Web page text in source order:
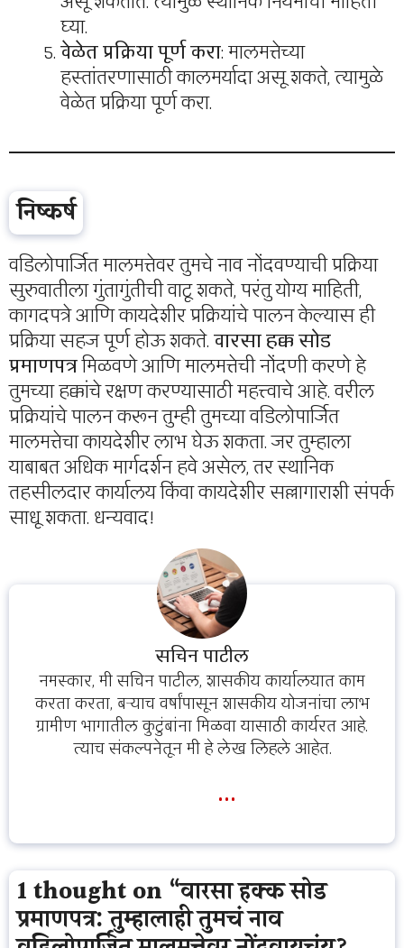
घ्या.
वेळेत प्रक्रिया पूर्ण करा: मालमत्तेच्या
हस्तांतरणासाठी कालमर्यादा असू शकते, त्यामुळे
वेळेत प्रक्रिया पूर्ण करा.
निष्कर्ष
वडिलोपार्जित मालमत्तेवर तुमचे नाव नोंदवण्याची प्रक्रिया
सुरुवातीला गुंतागुंतीची वाटू शकते, परंतु योग्य माहिती,
कागदपत्रे आणि कायदेशीर प्रक्रियांचे पालन केल्यास ही
प्रक्रिया सहज पूर्ण होऊ शकते.वारसा हक्क सोड
प्रमाणपत्रमिळवणे आणि मालमत्तेची नोंदणी करणे हे
तुमच्या हक्कांचे रक्षण करण्यासाठी महत्त्वाचे आहे. वरील
प्रक्रियांचे पालन करून तुम्ही तुमच्या वडिलोपार्जित
मालमत्तेचा कायदेशीर लाभ घेऊ शकता. जर तुम्हाला
याबाबत अधिक मार्गदर्शन हवे असेल, तर स्थानिक
तहसीलदार कार्यालय किंवा कायदेशीर सल्लागाराशी संपर्क
साधू शकता. धन्यवाद!
सचिन पाटील
नमस्कार, मी सचिन पाटील, शासकीय कार्यालयात काम
करता करता, बऱ्याच वर्षांपासून शासकीय योजनांचा लाभ
ग्रामीण भागातील कुटुंबांना मिळवा यासाठी कार्यरत आहे.
त्याच संकल्पनेतून मी हे लेख लिहले आहेत.
...
1 thought on “वारसा हक्क सोड
प्रमाणपत्र: तुम्हालाही तुमचं नाव